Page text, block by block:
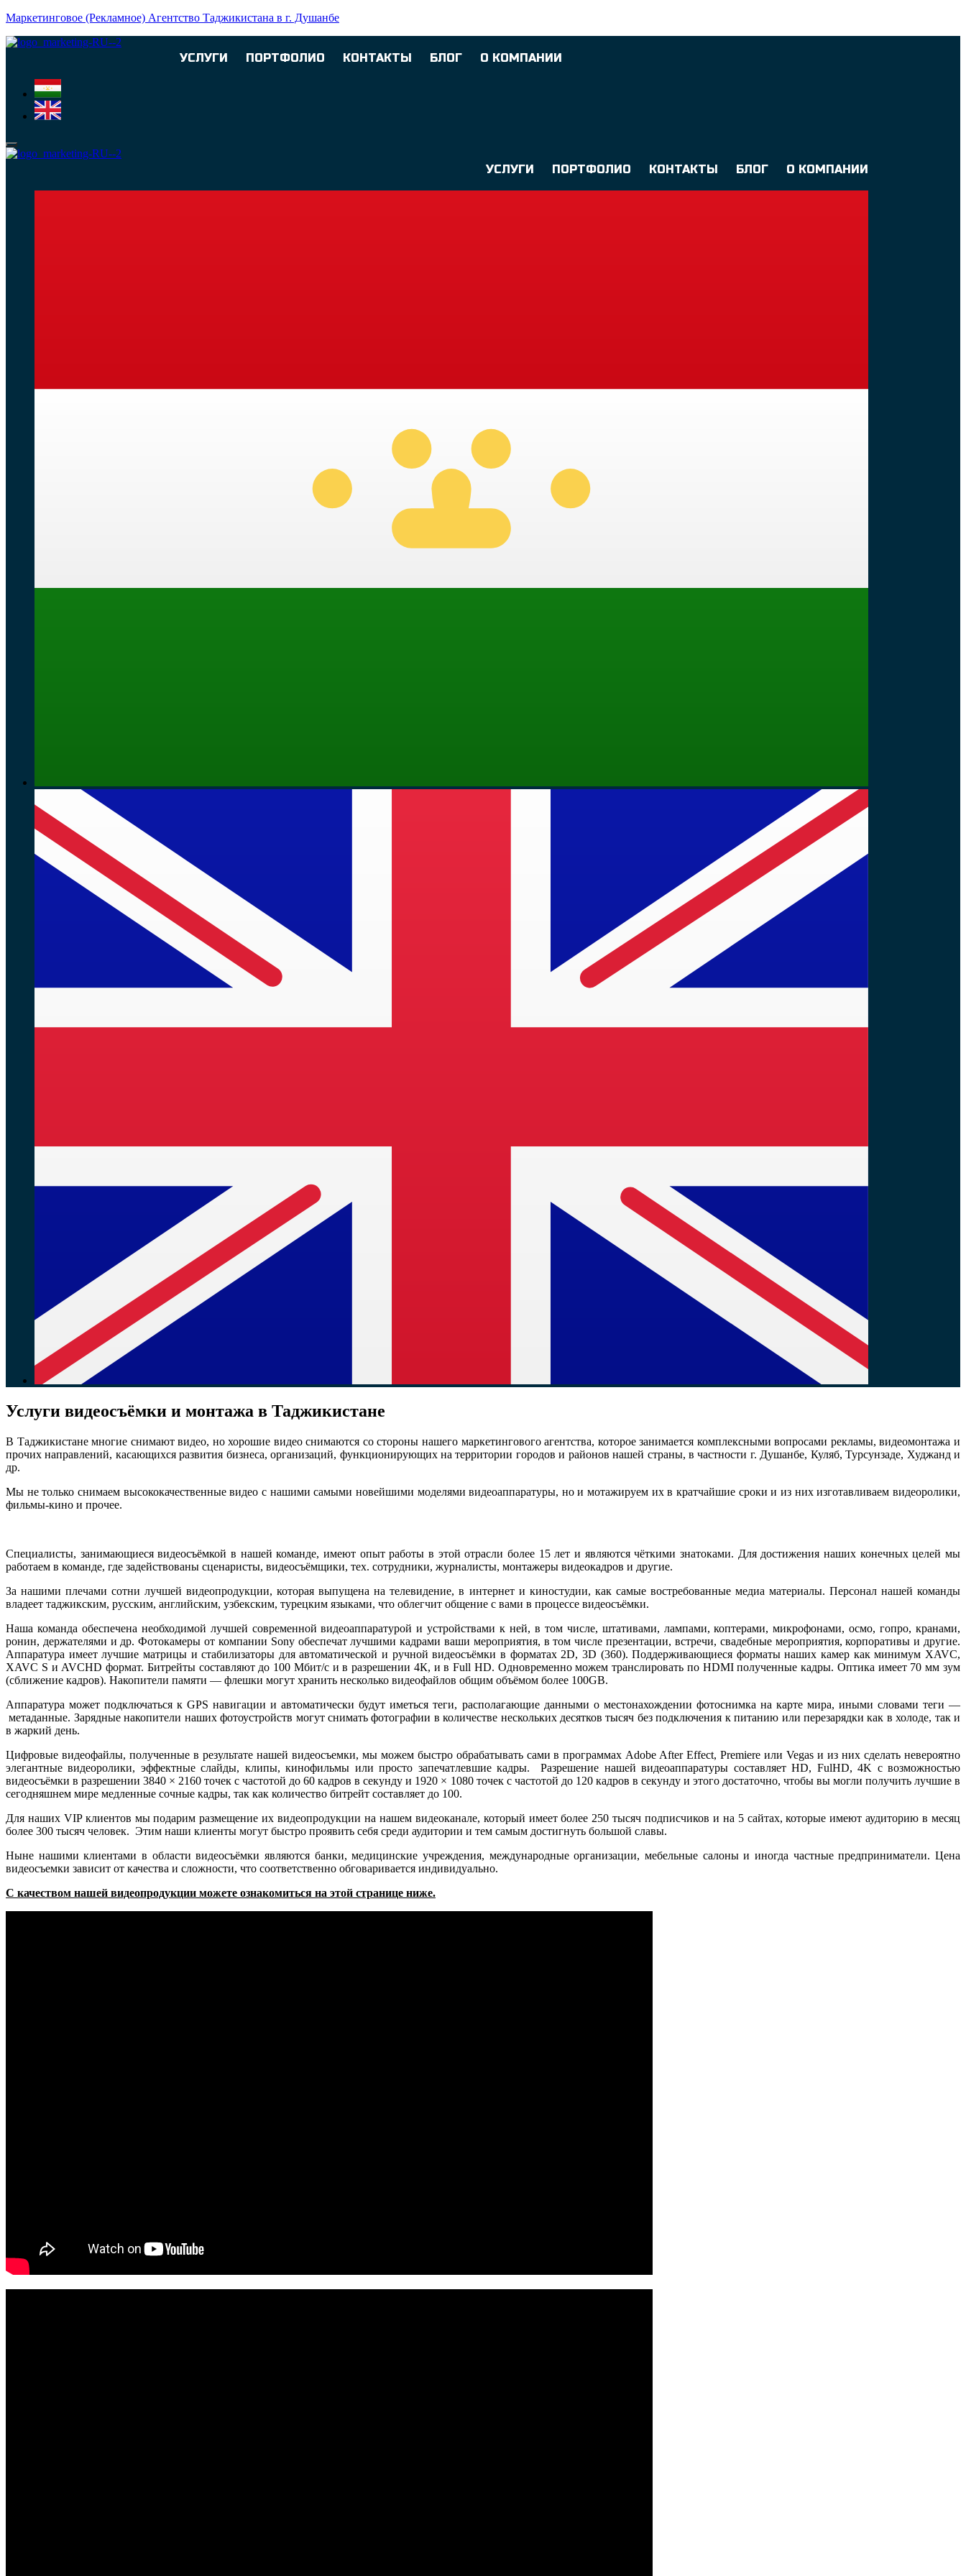
Маркетинговое (Рекламное) Агентство Таджикистана в г. Душанбе
УСЛУГИ ПОРТФОЛИО КОНТАКТЫ БЛОГ О КОМПАНИИ
УСЛУГИ ПОРТФОЛИО КОНТАКТЫ БЛОГ О КОМПАНИИ
Услуги видеосъёмки и монтажа в Таджикистане
В Таджикистане многие снимают видео, но хорошие видео снимаются со стороны нашего маркетингового агентства, которое занимается комплексными вопросами рекламы, видеомонтажа и
прочих направлений, касающихся развития бизнеса, организаций, функционирующих на территории городов и районов нашей страны, в частности г. Душанбе, Куляб, Турсунзаде, Худжанд и
др.
Мы не только снимаем высококачественные видео с нашими самыми новейшими моделями видеоаппаратуры, но и мотажируем их в кратчайшие сроки и из них изготавливаем видеоролики,
фильмы-кино и прочее.
Специалисты, занимающиеся видеосъёмкой в нашей команде, имеют опыт работы в этой отрасли более 15 лет и являются чёткими знатоками. Для достижения наших конечных целей мы
работаем в команде, где задействованы сценаристы, видеосъёмщики, тех. сотрудники, журналисты, монтажеры видеокадров и другие.
За нашими плечами сотни лучшей видеопродукции, которая выпущена на телевидение, в интернет и киностудии, как самые востребованные медиа материалы. Персонал нашей команды
владеет таджикским, русским, английским, узбекским, турецким языками, что облегчит общение с вами в процессе видеосъёмки.
Наша команда обеспечена необходимой лучшей современной видеоаппаратурой и устройствами к ней, в том числе, штативами, лампами, коптерами, микрофонами, осмо, гопро, кранами,
ронин, держателями и др. Фотокамеры от компании Sony обеспечат лучшими кадрами ваши мероприятия, в том числе презентации, встречи, свадебные мероприятия, корпоративы и другие.
Аппаратура имеет лучшие матрицы и стабилизаторы для автоматической и ручной видеосъёмки в форматах 2D, 3D (360). Поддерживающиеся форматы наших камер как минимум XAVC,
XAVC S и AVCHD формат. Битрейты составляют до 100 Мбит/с и в разрешении 4К, и в Full HD. Одновременно можем транслировать по HDMI полученные кадры. Оптика имеет 70 мм зум
(сближение кадров). Накопители памяти — флешки могут хранить несколько видеофайлов общим объёмом более 100GB.
Аппаратура может подключаться к GPS навигации и автоматически будут иметься теги, располагающие данными о местонахождении фотоснимка на карте мира, иными словами теги —
метаданные. Зарядные накопители наших фотоустройств могут снимать фотографии в количестве нескольких десятков тысяч без подключения к питанию или перезарядки как в холоде, так и
в жаркий день.
Цифровые видеофайлы, полученные в результате нашей видеосъемки, мы можем быстро обрабатывать сами в программах Adobe After Effect, Premiere или Vegas и из них сделать невероятно
элегантные видеоролики, эффектные слайды, клипы, кинофильмы или просто запечатлевшие кадры. Разрешение нашей видеоаппаратуры составляет HD, FulHD, 4K с возможностью
видеосъёмки в разрешении 3840 × 2160 точек с частотой до 60 кадров в секунду и 1920 × 1080 точек с частотой до 120 кадров в секунду и этого достаточно, чтобы вы могли получить лучшие в
сегодняшнем мире медленные сочные кадры, так как количество битрейт составляет до 100.
Для наших VIP клиентов мы подарим размещение их видеопродукции на нашем видеоканале, который имеет более 250 тысяч подписчиков и на 5 сайтах, которые имеют аудиторию в месяц
более 300 тысяч человек. Этим наши клиенты могут быстро проявить себя среди аудитории и тем самым достигнуть большой славы.
Ныне нашими клиентами в области видеосъёмки являются банки, медицинские учреждения, международные организации, мебельные салоны и иногда частные предприниматели. Цена
видеосъемки зависит от качества и сложности, что соответственно обговаривается индивидуально.
C качеством нашей видеопродукции можете ознакомиться на этой странице ниже.